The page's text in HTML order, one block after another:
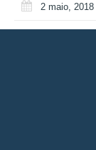
2 maio, 2018